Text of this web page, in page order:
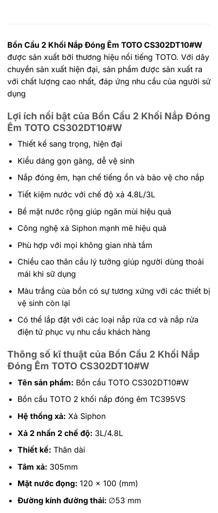
Bồn Cầu 2 Khối Nắp Đóng Êm TOTO CS302DT10#W
được sản xuất bởi thương hiệu nổi tiếng TOTO. Với dây
chuyền sản xuất hiện đại, sản phẩm được sản xuất ra
với chất lượng cao nhất, đáp ứng nhu cầu của người sử
dụng
Lợi ích nổi bật của Bồn Cầu 2 Khối Nắp Đóng
Êm TOTO CS302DT10#W
Thiết kế sang trọng, hiện đại
Kiểu dáng gọn gàng, dễ vệ sinh
Nắp đóng êm, hạn chế tiếng ồn và bảo vệ cho nắp
Tiết kiệm nước với chế độ xả 4.8L/3L
Bề mặt nước rộng giúp ngăn mùi hiệu quả
Công nghệ xả Siphon mạnh mẽ hiệu quả
Phù hợp với mọi không gian nhà tắm
Chiều cao thân cầu lý tưởng giúp người dùng thoải
mái khi sữ dụng
Màu trắng của bồn có sự tương xứng với các thiết bị
vệ sinh còn lại
Có thể lắp đặt với các loại nắp rửa cơ và nắp rửa
điện tử phục vụ nhu cầu khách hàng
Thông số kĩ thuật của Bồn Cầu 2 Khối Nắp
Đóng Êm TOTO CS302DT10#W
Tên sản phẩm: Bồn cầu TOTO CS302DT10#W
Bồn cầu TOTO 2 khối nắp đóng êm TC395VS
Hệ thống xả: Xả Siphon
Xả 2 nhấn 2 chế độ: 3L/4.8L
Thiết kế: Thân dài
Tâm xả: 305mm
Mặt nước đọng: 120 x 100 (mm)
Đường kính đường thái: ∅53 mm